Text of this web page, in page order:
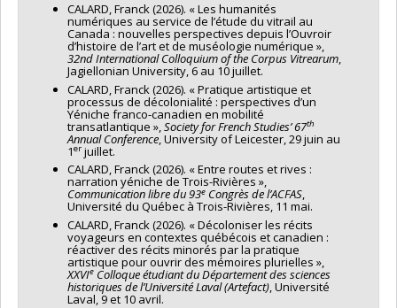
CALARD, Franck (2026). « Les humanités
numériques au service de l’étude du vitrail au
Canada : nouvelles perspectives depuis l’Ouvroir
d’histoire de l’art et de muséologie numérique »,
32nd International Colloquium of the Corpus Vitrearum,
Jagiellonian University, 6 au 10 juillet.
CALARD, Franck (2026). « Pratique artistique et
processus de décolonialité : perspectives d’un
Yéniche franco-canadien en mobilité
transatlantique »,Society for French Studies’ 67th
Annual Conference, University of Leicester, 29 juin au
1er juillet.
CALARD, Franck (2026). « Entre routes et rives :
narration yéniche de Trois-Rivières »,
Communication libre du 93e Congrès de l’ACFAS,
Université du Québec à Trois-Rivières, 11 mai.
CALARD, Franck (2026). « Décoloniser les récits
voyageurs en contextes québécois et canadien :
réactiver des récits minorés par la pratique
artistique pour ouvrir des mémoires plurielles »,
XXVIe Colloque étudiant du Département des sciences
historiques de l’Université Laval (Artefact), Université
Laval, 9 et 10 avril.